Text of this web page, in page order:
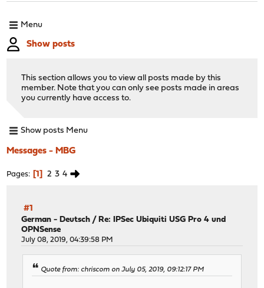
Menu
Show posts
This section allows you to view all posts made by this
member. Note that you can only see posts made in areas
you currently have access to.
Show posts Menu
Messages - MBG
Pages 1 2 3 4
#1
German - Deutsch / Re: IPSec Ubiquiti USG Pro 4 und
OPNSense
July 08, 2019, 04:39:58 PM
Quote from: chriscom on July 05, 2019, 09:12:17 PM